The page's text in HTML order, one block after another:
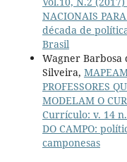
NACIONAIS
década de
Brasil
Wagner Barbosa
Silveira,
PROFESSORES
MODELAM O
Currículo: v. 14 n.
DO CAMPO:
camponesas